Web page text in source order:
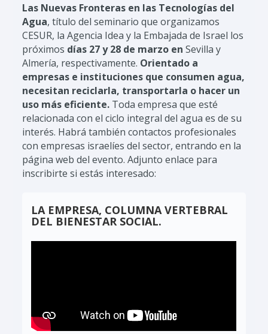
Las Nuevas Fronteras en las Tecnologías del
Agua, título del seminario que organizamos
CESUR, la Agencia Idea y la Embajada de Israel los
próximos días 27 y 28 de marzo enSevilla y
Almería, respectivamente. Orientado a
empresas e instituciones que consumen agua,
necesitan reciclarla, transportarla o hacer un
uso más eficiente. Toda empresa que esté
relacionada con el ciclo integral del agua es de su
interés. Habrá también contactos profesionales
con empresas israelíes del sector, entrando en la
página web del evento. Adjunto enlace para
inscribirte si estás interesado:
LA EMPRESA, COLUMNA VERTEBRAL
DEL BIENESTAR SOCIAL.